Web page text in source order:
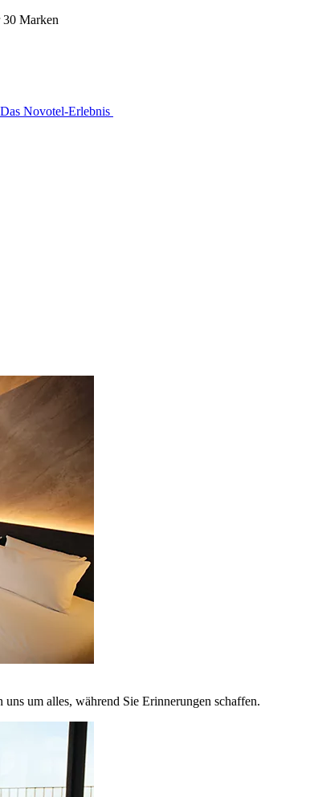
30 Marken
Das Novotel-Erlebnis
um alles, während Sie Erinnerungen schaffen.